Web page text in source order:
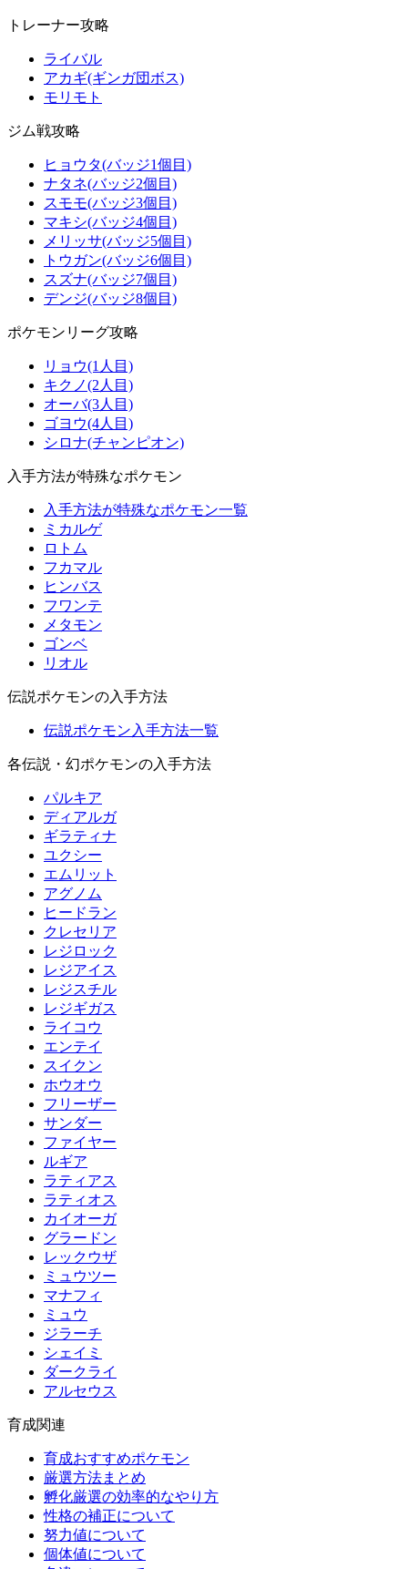
トレーナー攻略
ライバル
アカギ(ギンガ団ボス)
モリモト
ジム戦攻略
ヒョウタ(バッジ1個目)
ナタネ(バッジ2個目)
スモモ(バッジ3個目)
マキシ(バッジ4個目)
メリッサ(バッジ5個目)
トウガン(バッジ6個目)
スズナ(バッジ7個目)
デンジ(バッジ8個目)
ポケモンリーグ攻略
リョウ(1人目)
キクノ(2人目)
オーバ(3人目)
ゴヨウ(4人目)
シロナ(チャンピオン)
入手方法が特殊なポケモン
入手方法が特殊なポケモン一覧
ミカルゲ
ロトム
フカマル
ヒンバス
フワンテ
メタモン
ゴンベ
リオル
伝説ポケモンの入手方法
伝説ポケモン入手方法一覧
各伝説・幻ポケモンの入手方法
パルキア
ディアルガ
ギラティナ
ユクシー
エムリット
アグノム
ヒードラン
クレセリア
レジロック
レジアイス
レジスチル
レジギガス
ライコウ
エンテイ
スイクン
ホウオウ
フリーザー
サンダー
ファイヤー
ルギア
ラティアス
ラティオス
カイオーガ
グラードン
レックウザ
ミュウツー
マナフィ
ミュウ
ジラーチ
シェイミ
ダークライ
アルセウス
育成関連
育成おすすめポケモン
厳選方法まとめ
孵化厳選の効率的なやり方
性格の補正について
努力値について
個体値について